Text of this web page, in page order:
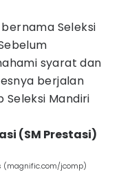
Seleksi
syarat dan
berjalan
Seleksi Mandiri
(SM Prestasi)
jcomp)